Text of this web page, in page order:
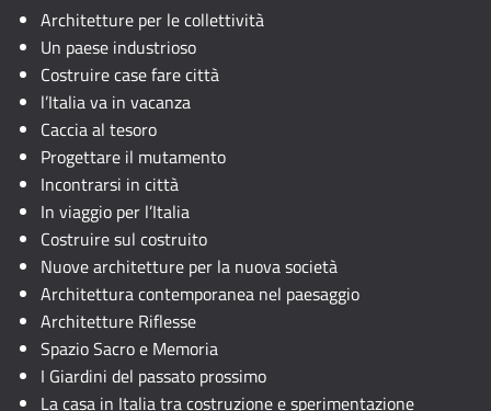
JavaScript.Architetture per le collettività
Un paese industrioso
Costruire case fare città
l’Italia va in vacanza
Caccia al tesoro
Progettare il mutamento
Incontrarsi in città
In viaggio per l’Italia
Costruire sul costruito
Nuove architetture per la nuova società
Architettura contemporanea nel paesaggio
Architetture Riflesse
Spazio Sacro e Memoria
I Giardini del passato prossimo
La casa in Italia tra costruzione e sperimentazione